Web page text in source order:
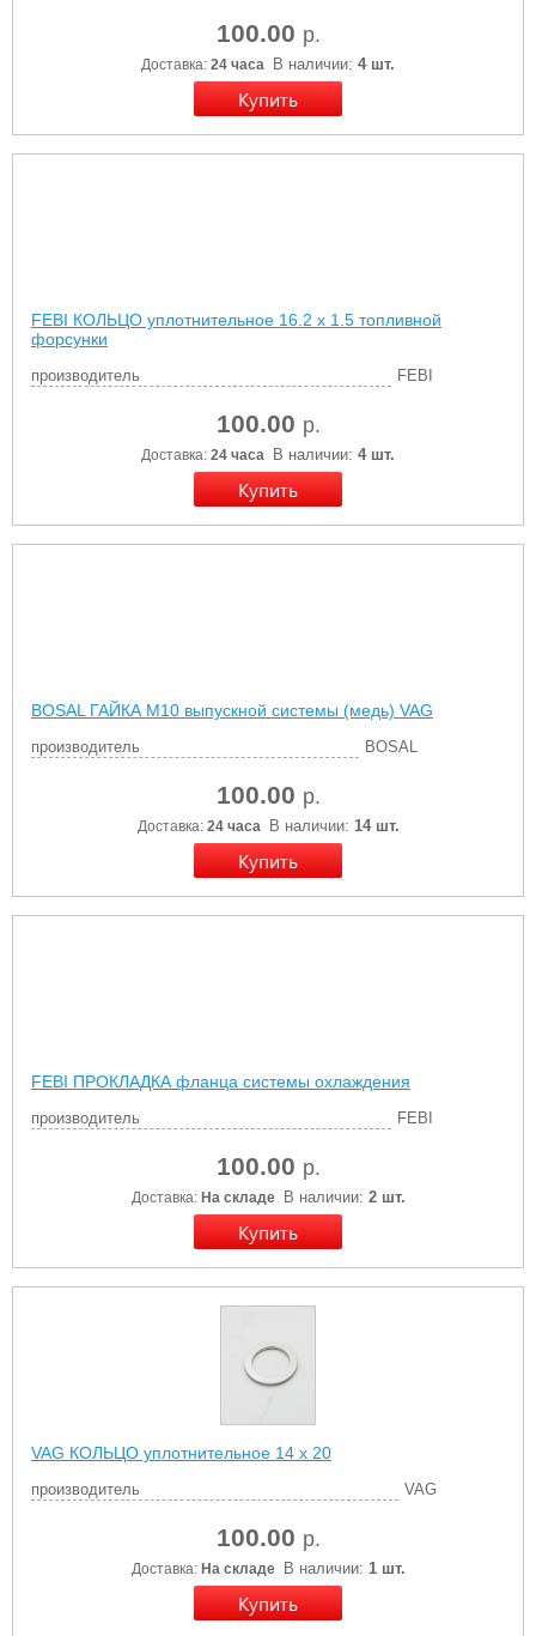
100.00 р.
Доставка: 24 часа В наличии: 4 шт.
FEBI КОЛЬЦО уплотнительное 16.2 x 1.5 топливной
форсунки
производитель FEBI
100.00 р.
Доставка: 24 часа В наличии: 4 шт.
BOSAL ГАЙКА М10 выпускной системы (медь) VAG
производитель BOSAL
100.00 р.
Доставка: 24 часа В наличии: 14 шт.
FEBI ПРОКЛАДКА фланца системы охлаждения
производитель FEBI
100.00 р.
Доставка: На складе В наличии: 2 шт.
VAG КОЛЬЦО уплотнительное 14 x 20
производитель VAG
100.00 р.
Доставка: На складе В наличии: 1 шт.